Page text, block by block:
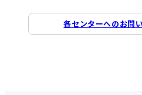
各センターへのお問